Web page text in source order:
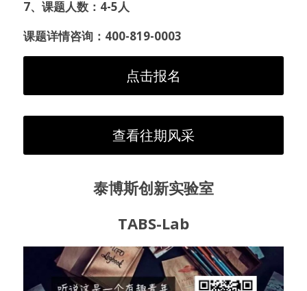
7、课题人数：4-5人
课题详情咨询：400-819-0003
点击报名
查看往期风采
泰博斯创新实验室
TABS-Lab